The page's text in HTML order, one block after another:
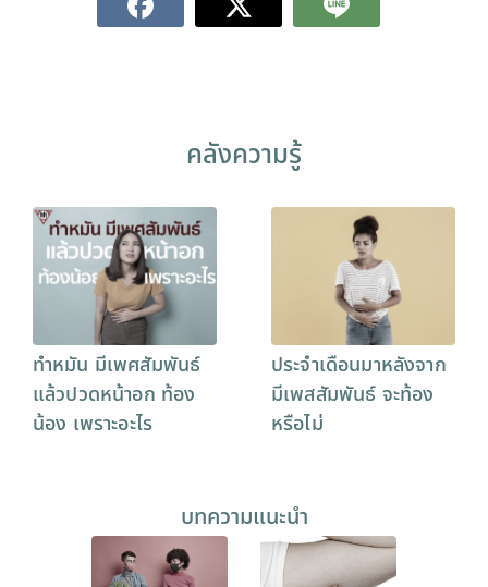
คลังความรู้
ทำหมัน มีเพศสัมพันธ์
แล้วปวดหน้าอก ท้อง
น้อง เพราะอะไร
ประจําเดือนมาหลังจาก
มีเพสสัมพันธ์ จะท้อง
หรือไม่
บทความแนะนำ